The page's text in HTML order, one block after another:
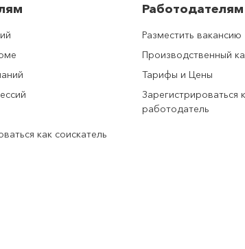
как соискатель
Работодателям
Разместить вакансию
Производственный
Тарифы и Цены
Зарегистрироваться
работодатель